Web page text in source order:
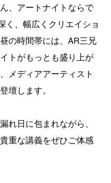
、アートナイトならで
く、幅広くクリエイショ
の時間帯には、AR三兄
トがもっとも盛り上が
メディアアーティスト
壇します。
れ日に包まれながら、
重な講義をぜひご体感